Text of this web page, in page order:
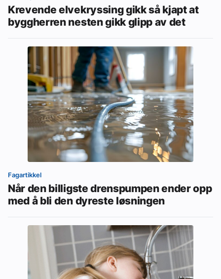
Krevende elvekryssing gikk så kjapt at
byggherren nesten gikk glipp av det
Fagartikkel
Når den billigste drenspumpen ender opp
med å bli den dyreste løsningen